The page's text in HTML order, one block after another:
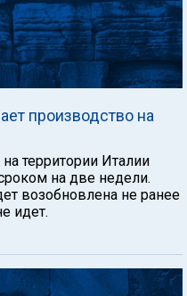
производство на
территории Италии
на две недели.
возобновлена не ранее
идет.